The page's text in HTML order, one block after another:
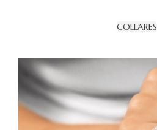
COLLARES